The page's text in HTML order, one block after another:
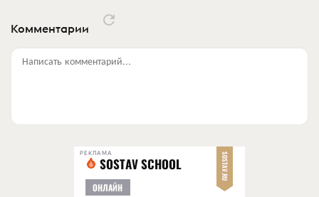
Комментарии
Написать комментарий...
РЕКЛАМА